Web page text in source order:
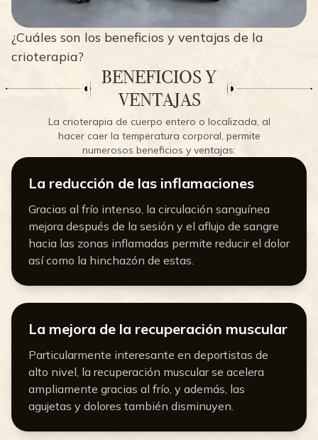
¿Cuáles son los beneficios y ventajas de la
crioterapia?
BENEFICIOS Y
VENTAJAS
La crioterapia de cuerpo entero o localizada, al
hacer caer la temperatura corporal, permite
numerosos beneficios y ventajas:
La reducción de las inflamaciones
Gracias al frío intenso, la circulación sanguínea
mejora después de la sesión y el aflujo de sangre
hacia las zonas inflamadas permite reducir el dolor
así como la hinchazón de estas.
La mejora de la recuperación muscular
Particularmente interesante en deportistas de
alto nivel, la recuperación muscular se acelera
ampliamente gracias al frío, y además, las
agujetas y dolores también disminuyen.